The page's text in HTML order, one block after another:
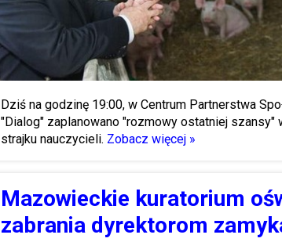
Dziś na godzinę 19:00, w Centrum Partnerstwa
"Dialog" zaplanowano "rozmowy ostatniej szansy"
strajku nauczycieli. Zobacz więcej »
Mazowieckie kuratorium
zabrania dyrektorom